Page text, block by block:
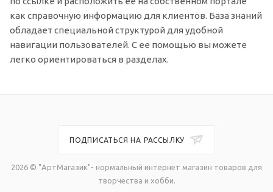
как справочную информацию для клиентов. База знаний
обладает специальной структурой для удобной
навигации пользователей. С ее помощью вы можете
легко ориентироваться в разделах.
ПОДПИСАТЬСЯ НА РАССЫЛКУ
2026 © "АртМагазик"- нормальный интернет магазин товаров для
творчества и хобби.